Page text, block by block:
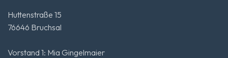
Huttenstraße 15
76646 Bruchsal
Vorstand 1: Mia Gingelmaier